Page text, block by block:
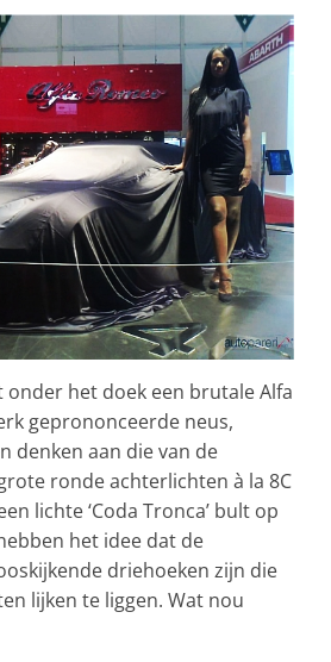
onder het doek een brutale Alfa
geprononceerde neus,
denken aan die van de
ronde achterlichten à la 8C
lichte ‘Coda Tronca’ bult op
het idee dat de
driehoeken zijn die
lijken te liggen. Wat nou